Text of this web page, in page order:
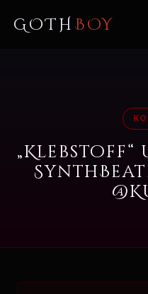
GOTH BOY
„Klebstoff“